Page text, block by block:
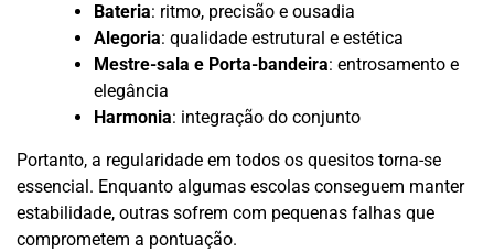
Bateria: ritmo, precisão e ousadia
Alegoria: qualidade estrutural e estética
Mestre-sala e Porta-bandeira: entrosamento e
elegância
Harmonia: integração do conjunto
Portanto, a regularidade em todos os quesitos torna-se
essencial. Enquanto algumas escolas conseguem manter
estabilidade, outras sofrem com pequenas falhas que
comprometem a pontuação.